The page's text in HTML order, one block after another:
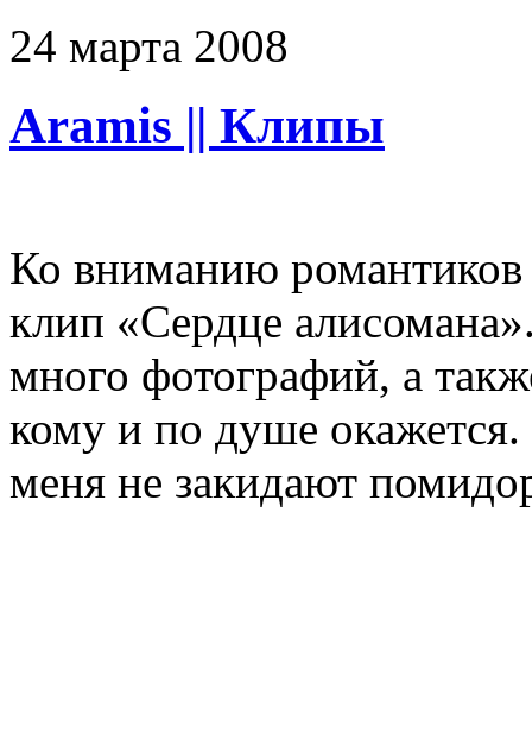
24 марта 2008
Aramis || Клипы
Ко вниманию
клип «Сердце
много фотографий, а
кому и по душе
меня не закидают